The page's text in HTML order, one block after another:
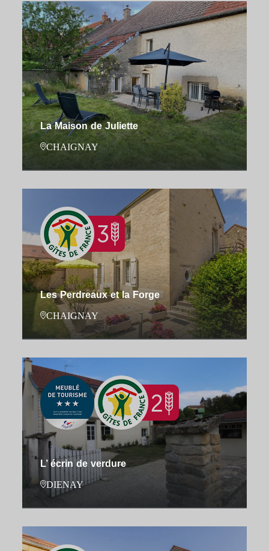
La Maison de Juliette
CHAIGNAY
Les Perdreaux et la Forge
CHAIGNAY
L’ écrin de verdure
DIENAY